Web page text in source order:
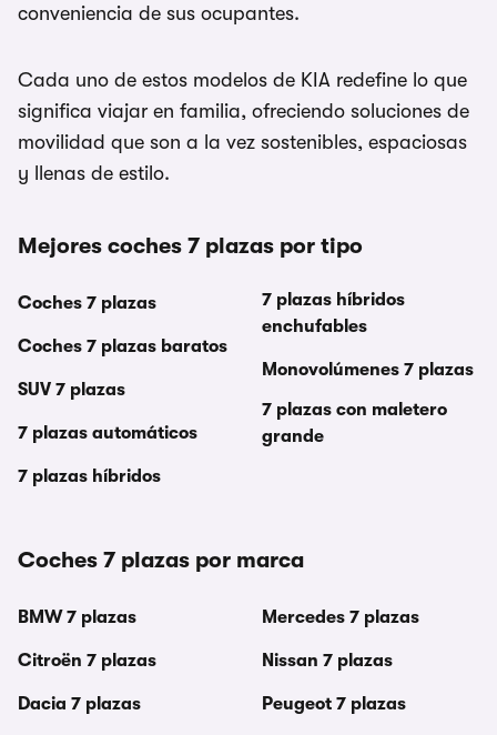
conveniencia de sus ocupantes.
Cada uno de estos modelos de KIA redefine lo que
significa viajar en familia, ofreciendo soluciones de
movilidad que son a la vez sostenibles, espaciosas
y llenas de estilo.
Mejores coches 7 plazas por tipo
Coches 7 plazas
Coches 7 plazas baratos
SUV 7 plazas
7 plazas automáticos
7 plazas híbridos
7 plazas híbridos
enchufables
Monovolúmenes 7 plazas
7 plazas con maletero
grande
Coches 7 plazas por marca
BMW 7 plazas
Citroën 7 plazas
Dacia 7 plazas
Mercedes 7 plazas
Nissan 7 plazas
Peugeot 7 plazas